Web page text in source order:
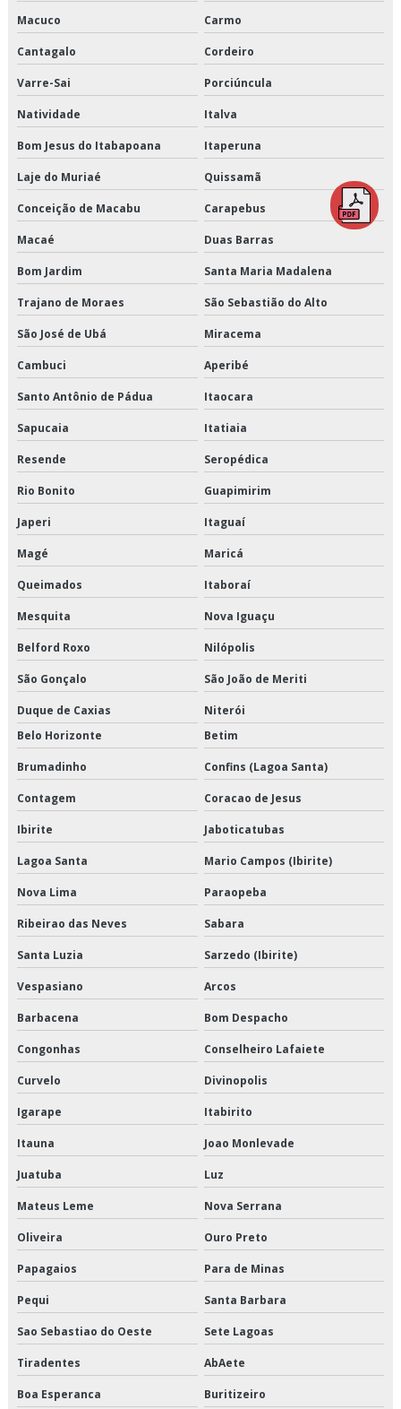
Distribuição de congelados e climatizados
Distribuição de refrigerados e climatizados
Distribuição de refrigerados e congelados
Distribuição fracionada
Distribuidora de cargas
Empresa de armazenagem
Empresa de armazenagem de produtos perecíveis
Empresa de armazenagem e distribuição
Empresa de armazenagem e logística
Empresa de armazenagem para alimentos climatizados
Empresa de armazenagem para alimentos congelados
Empresa de armazenagem para alimentos refrigerados
Empresa de armazenamento refrigerado
Empresa de crossdocking
Empresa de distribuição de alimentos congelados
Empresa de distribuição de alimentos refrigerados
Empresa de distribuição de mercadorias
Empresa de distribuição e logística
Empresa de entrega de congelados
Empresa de entrega de perecíveis
Empresa de entrega de refrigerados
Empresa de entregas fracionadas
Empresa de logística de alimentos congelados
Empresa de logística e transporte
Empresa de logística e transporte de cargas
Empresa de transporte de alimentos a granel
Empresa de transporte de alimentos congelados
Empresa de transporte de alimentos perecíveis
Empresa de transporte de carga refrigerada
Empresa de transporte de cargas fracionadas
Empresa de transporte de climatizados
Empresa de transporte de congelados
Empresa de transporte de mercadorias
Macuco Carmo
Cantagalo Cordeiro
Varre-Sai Porciúncula
Natividade Italva
Bom Jesus do Itabapoana Itaperuna
Laje do Muriaé Quissamã
Conceição de Macabu Carapebus
Macaé Duas Barras
Bom Jardim Santa Maria Madalena
Trajano de Moraes São Sebastião do Alto
São José de Ubá Miracema
Cambuci Aperibé
Santo Antônio de Pádua Itaocara
Sapucaia Itatiaia
Resende Seropédica
Rio Bonito Guapimirim
Japeri Itaguaí
Magé Maricá
Queimados Itaboraí
Mesquita Nova Iguaçu
Belford Roxo Nilópolis
São Gonçalo São João de Meriti
Duque de Caxias
Niterói
Belo Horizonte
Betim
Brumadinho Confins (Lagoa Santa)
Contagem Coracao de Jesus
Ibirite Jaboticatubas
Lagoa Santa Mario Campos (Ibirite)
Nova Lima Paraopeba
Ribeirao das Neves Sabara
Santa Luzia Sarzedo (Ibirite)
Vespasiano Arcos
Barbacena Bom Despacho
Congonhas Conselheiro Lafaiete
Curvelo Divinopolis
Igarape Itabirito
Itauna Joao Monlevade
Juatuba Luz
Mateus Leme Nova Serrana
Oliveira Ouro Preto
Papagaios Para de Minas
Pequi Santa Barbara
Sao Sebastiao do Oeste Sete Lagoas
Tiradentes AbAete
Boa Esperanca Buritizeiro